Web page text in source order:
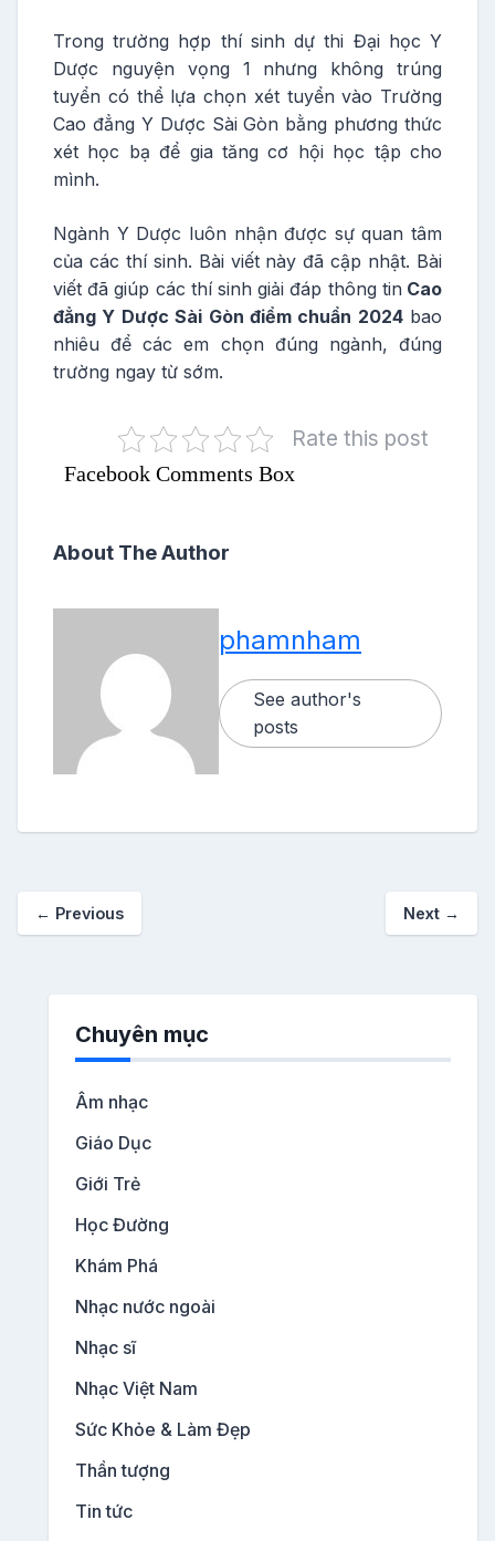
Trong trường hợp thí sinh dự thi Đại học Y
Dược nguyện vọng 1 nhưng không trúng
tuyển có thể lựa chọn xét tuyển vào Trường
Cao đẳng Y Dược Sài Gòn bằng phương thức
xét học bạ để gia tăng cơ hội học tập cho
mình.
Ngành Y Dược luôn nhận được sự quan tâm
của các thí sinh. Bài viết này đã cập nhật. Bài
viết đã giúp các thí sinh giải đáp thông tin Cao
đẳng Y Dược Sài Gòn điểm chuẩn 2024bao
nhiêu để các em chọn đúng ngành, đúng
trường ngay từ sớm.
Rate this post
Facebook Comments Box
About The Author
phamnham
See author's
posts
← Previous Next →
Chuyên mục
Âm nhạc
Giáo Dục
Giới Trẻ
Học Đường
Khám Phá
Nhạc nước ngoài
Nhạc sĩ
Nhạc Việt Nam
Sức Khỏe & Làm Đẹp
Thần tượng
Tin tức